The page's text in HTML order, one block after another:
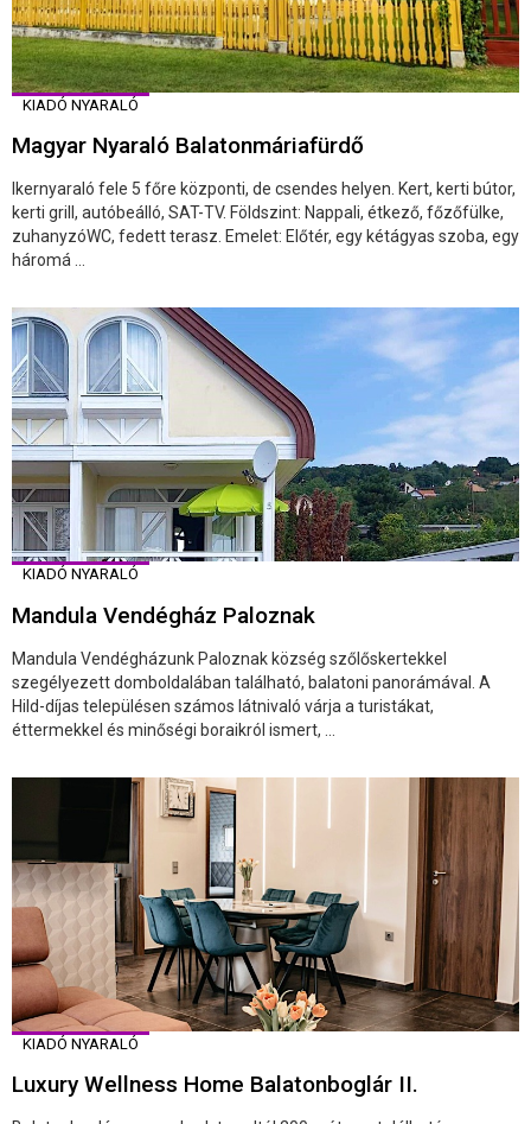
KIADÓ NYARALÓ
Magyar Nyaraló Balatonmáriafürdő
Ikernyaraló fele 5 főre központi, de csendes helyen. Kert, kerti bútor,
kerti grill, autóbeálló, SAT-TV. Földszint: Nappali, étkező, főzőfülke,
zuhanyzóWC, fedett terasz. Emelet: Előtér, egy kétágyas szoba, egy
háromá ...
KIADÓ NYARALÓ
Mandula Vendégház Paloznak
Mandula Vendégházunk Paloznak község szőlőskertekkel
szegélyezett domboldalában található, balatoni panorámával. A
Hild-díjas településen számos látnivaló várja a turistákat,
éttermekkel és minőségi boraikról ismert, ...
KIADÓ NYARALÓ
Luxury Wellness Home Balatonboglár II.